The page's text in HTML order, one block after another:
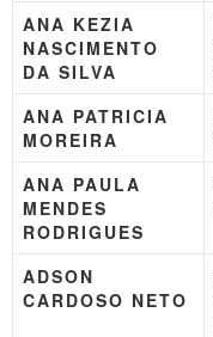
ANA KEZIA
NASCIMENTO
DA SILVA
ANA PATRICIA
MOREIRA
ANA PAULA
MENDES
RODRIGUES
ADSON
CARDOSO NETO